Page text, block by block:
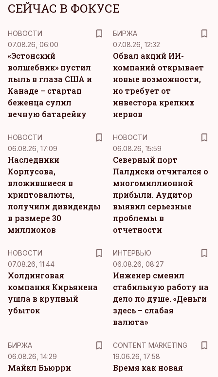
СЕЙЧАС В ФОКУСЕ
НОВОСТИ
07.08.26, 06:00
«Эстонский
волшебник» пустил
пыль в глаза США и
Канаде – стартап
беженца сулил
вечную батарейку
БИРЖА
07.08.26, 12:32
Обвал акций ИИ-
компаний открывает
новые возможности,
но требует от
инвестора крепких
нервов
НОВОСТИ
06.08.26, 17:09
Наследники
Корпусова,
вложившиеся в
криптовалюты,
получили дивиденды
в размере 30
миллионов
НОВОСТИ
06.08.26, 15:59
Северный порт
Палдиски отчитался о
многомиллионной
прибыли. Аудитор
выявил серьезные
проблемы в
отчетности
НОВОСТИ
07.08.26, 11:44
Холдинговая
компания Кирьянена
ушла в крупный
убыток
ИНТЕРВЬЮ
06.08.26, 08:27
Инженер сменил
стабильную работу на
дело по душе. «Деньги
здесь – слабая
валюта»
БИРЖА
06.08.26, 14:29
Майкл Бьюрри
CONTENT MARKETING
19.06.26, 17:58
Время как новая